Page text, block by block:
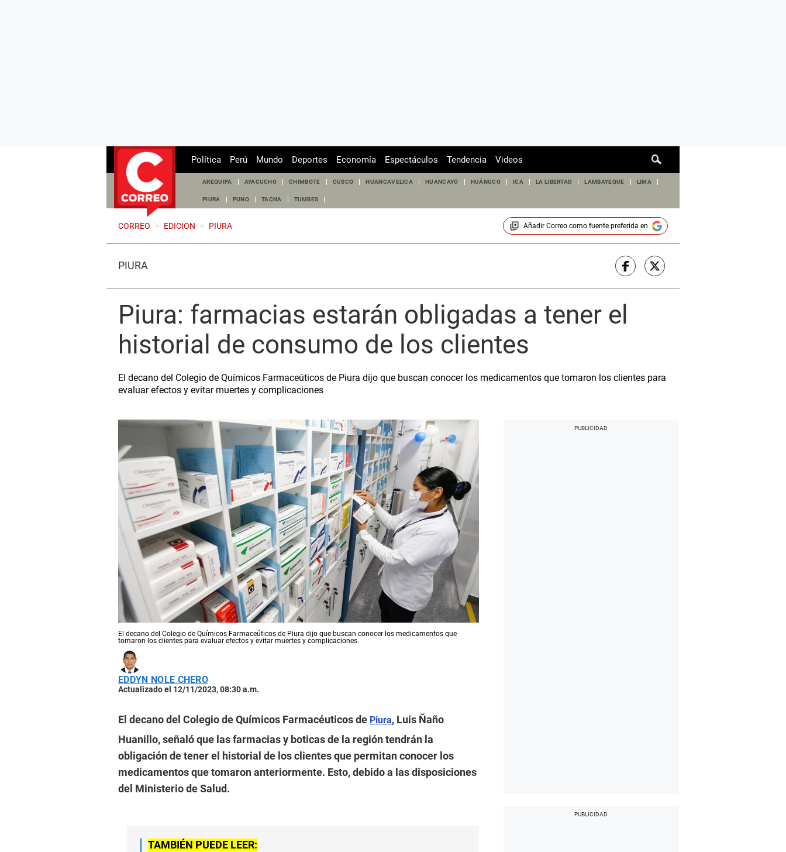
de
Política Perú Mundo Deportes Economía Espectáculos Tendencia Videos
AREQUIPA AYACUCHO CHIMBOTE CUSCO HUANCAVELICA HUANCAYO HUÁNUCO ICA LA LIBERTAD LAMBAYEQUE LIMA
PIURA PUNO TACNA TUMBES
CORREO > EDICION > PIURA Añadir Correocomo fuente preferida en
PIURA
Piura: farmacias estarán obligadas a tener el
historial de consumo de los clientes
El decano del Colegio de Químicos Farmaceúticos de Piura dijo que buscan conocer los medicamentos que tomaron los clientes para
evaluar efectos y evitar muertes y complicaciones
El decano del Colegio de Químicos Farmaceúticos de Piura dijo que buscan conocer los medicamentos que
tomaron los clientes para evaluar efectos y evitar muertes y complicaciones.
EDDYN NOLE CHERO
Actualizado el 12/11/2023, 08:30 a.m.
El decano del Colegio de Químicos Farmacéuticos de Piura, Luis Ñaño
Huanillo, señaló que las farmacias y boticas de la región tendrán la
obligación de tener el historial de los clientes que permitan conocer los
medicamentos que tomaron anteriormente. Esto, debido a las disposiciones
del Ministerio de Salud.
TAMBIÉN PUEDE LEER: